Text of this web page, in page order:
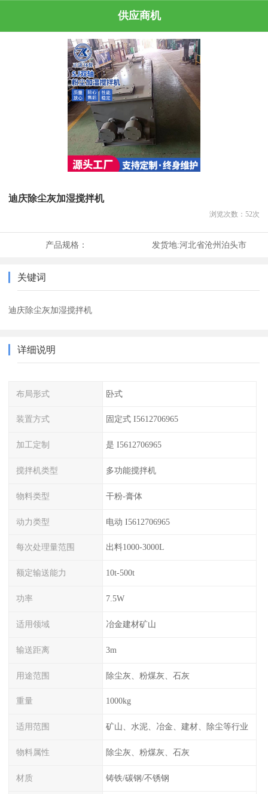
供应商机
迪庆除尘灰加湿搅拌机
浏览次数： 52次
产品规格： 发货地:河北省沧州泊头市
关键词
迪庆除尘灰加湿搅拌机
详细说明
布局形式 卧式
装置方式 固定式 I5612706965
加工定制 是 I5612706965
搅拌机类型 多功能搅拌机
物料类型 干粉-膏体
动力类型 电动 I5612706965
每次处理量范围 出料1000-3000L
额定输送能力 10t-500t
功率 7.5W
适用领域 冶金建材矿山
输送距离 3m
用途范围 除尘灰、粉煤灰、石灰
重量 1000kg
适用范围 矿山、水泥、冶金、建材、除尘等行业
物料属性 除尘灰、粉煤灰、石灰
材质 铸铁/碳钢/不锈钢